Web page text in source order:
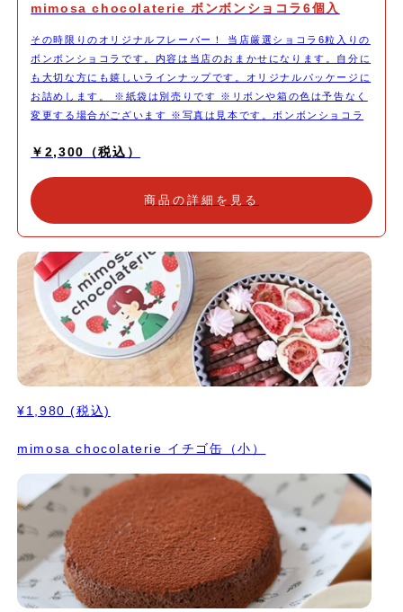
mimosa chocolaterie ボンボンショコラ6個入
その時限りのオリジナルフレーバー！ 当店厳選ショコラ6粒入りの
ボンボンショコラです。内容は当店のおまかせになります。自分に
も大切な方にも嬉しいラインナップです。オリジナルパッケージに
お詰めします。 ※紙袋は別売りです ※リボンや箱の色は予告なく
変更する場合がございます ※写真は見本です。ボンボンショコラ
￥2,300（税込）
商品の詳細を見る
¥1,980 (税込)
mimosa chocolaterie イチゴ缶（小）